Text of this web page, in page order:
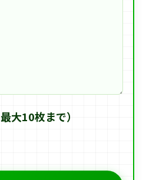
大10枚まで）